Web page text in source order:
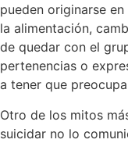
pueden originarse
la alimentación,
de quedar con el
pertenencias o
a tener que
Otro de los mitos
suicidar no lo